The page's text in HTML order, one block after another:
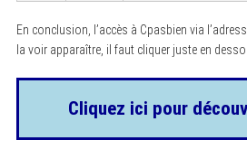
En conclusion, l’accès à Cpasbien via
la voir apparaître, il faut cliquer juste en
Cliquez ici pour